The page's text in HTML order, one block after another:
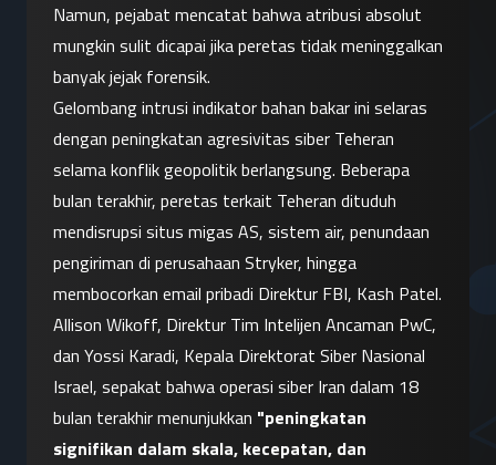
Namun, pejabat mencatat bahwa atribusi absolut
mungkin sulit dicapai jika peretas tidak meninggalkan
banyak jejak forensik.
Gelombang intrusi indikator bahan bakar ini selaras
dengan peningkatan agresivitas siber Teheran
selama konflik geopolitik berlangsung. Beberapa
bulan terakhir, peretas terkait Teheran dituduh
mendisrupsi situs migas AS, sistem air, penundaan
pengiriman di perusahaan Stryker, hingga
membocorkan email pribadi Direktur FBI, Kash Patel.
Allison Wikoff, Direktur Tim Intelijen Ancaman PwC,
dan Yossi Karadi, Kepala Direktorat Siber Nasional
Israel, sepakat bahwa operasi siber Iran dalam 18
bulan terakhir menunjukkan "peningkatan
signifikan dalam skala, kecepatan, dan